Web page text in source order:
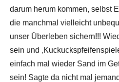
darum herum kommen, selbst
die manchmal vielleicht
unser Überleben sichern!!!
sein und
einfach mal wieder Sand im
sein! Sagte da nicht mal